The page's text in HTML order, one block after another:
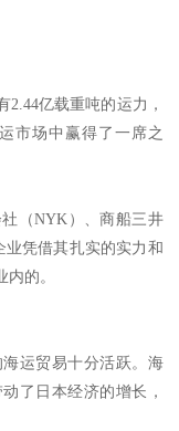
亿载重吨的运力，
市场中赢得了一席之
（NYK）、商船三井
业凭借其扎实的实力和
的。
运贸易十分活跃。海
了日本经济的增长，